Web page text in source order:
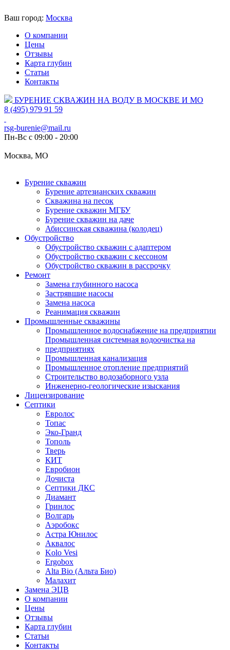
Ваш город: Москва
О компании
Цены
Отзывы
Карта глубин
Статьи
Контакты
БУРЕНИЕ СКВАЖИН НА ВОДУ В МОСКВЕ И МО
8 (495) 979 91 59
rsg-burenie@mail.ru
Пн-Вс с 09:00 - 20:00
Москва, МО
Бурение скважин
Бурение артезианских скважин
Скважина на песок
Бурение скважин МГБУ
Бурение скважин на даче
Абиссинская скважина (колодец)
Обустройство
Обустройство скважин с адаптером
Обустройство скважин с кессоном
Обустройство скважин в рассрочку
Ремонт
Замена глубинного насоса
Застрявшие насосы
Замена насоса
Реанимация скважин
Промышленные скважины
Промышленное водоснабжение на предприятии
Промышленная системная водоочистка на
предприятиях
Промышленная канализация
Промышленное отопление предприятий
Cтроительство водозаборного узла
Инженерно-геологические изыскания
Лицензирование
Септики
Евролос
Топас
Эко-Гранд
Тополь
Тверь
КИТ
Евробион
Дочиста
Септики ДКС
Диамант
Гринлос
Волгарь
Аэробокс
Астра Юнилос
Аквалос
Kolo Vesi
Ergobox
Alta Bio (Альта Био)
Малахит
Замена ЭЦВ
О компании
Цены
Отзывы
Карта глубин
Статьи
Контакты